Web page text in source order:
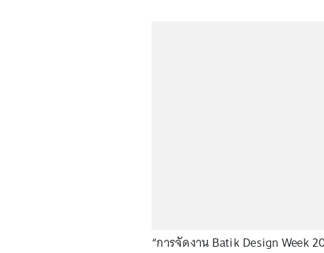
“การจัดงาน Batik Design Week